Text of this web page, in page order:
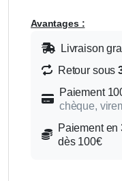
Avantages :
Livraison
Retour sous
Paiement
chèque,
Paiement en
dès 100€